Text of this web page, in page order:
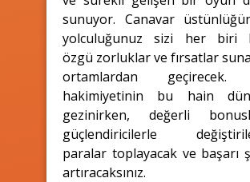
sunuyor. Canavar
yolculuğunuz sizi her biri
özgü zorluklar ve fırsatlar
ortamlardan geçirecek.
hakimiyetinin bu hain
gezinirken, değerli
güçlendiricilerle
paralar toplayacak ve başarı
artıracaksınız.